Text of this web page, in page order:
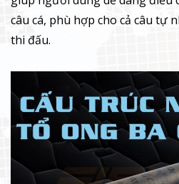
câu cá, phù hợp cho cả câu tự
thi đấu.